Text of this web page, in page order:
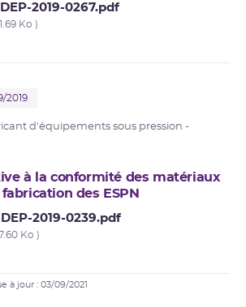
DEP-2019-0267.pdf
Ko )
2019
d'équipements sous pression -
à la conformité des matériaux
des ESPN
DEP-2019-0239.pdf
Ko )
à jour : 03/09/2021